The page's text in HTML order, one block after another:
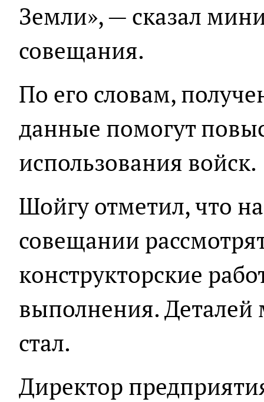
Земли», — сказал
совещания.
По его словам,
данные помогут
использования войск.
Шойгу отметил, что
совещании
конструкторские
выполнения. Деталей
стал.
Директор